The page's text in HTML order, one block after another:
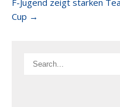
F-Jugend zeigt starken
Cup →